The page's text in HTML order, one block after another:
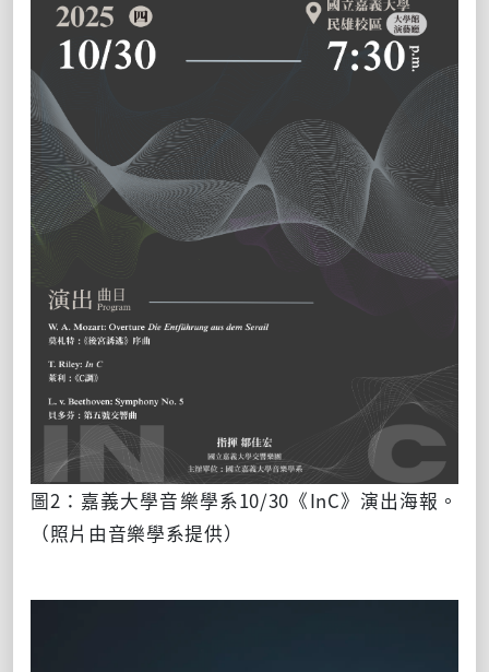
圖2：嘉義大學音樂學系10/30《InC》演出海報。
（照片由音樂學系提供）